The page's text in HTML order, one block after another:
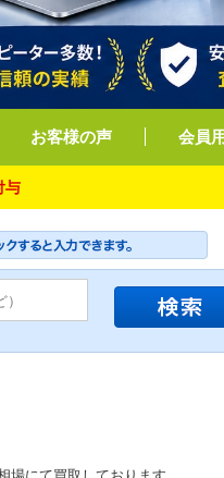
お客様の声 会員